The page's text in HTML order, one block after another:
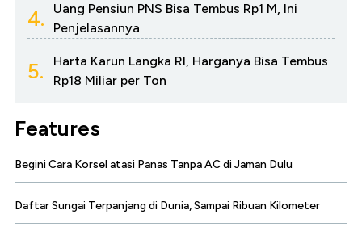
4.
Uang Pensiun PNS Bisa Tembus Rp1 M, Ini
Penjelasannya
5.
Harta Karun Langka RI, Harganya Bisa Tembus
Rp18 Miliar per Ton
Features
Begini Cara Korsel atasi Panas Tanpa AC di Jaman Dulu
Daftar Sungai Terpanjang di Dunia, Sampai Ribuan Kilometer